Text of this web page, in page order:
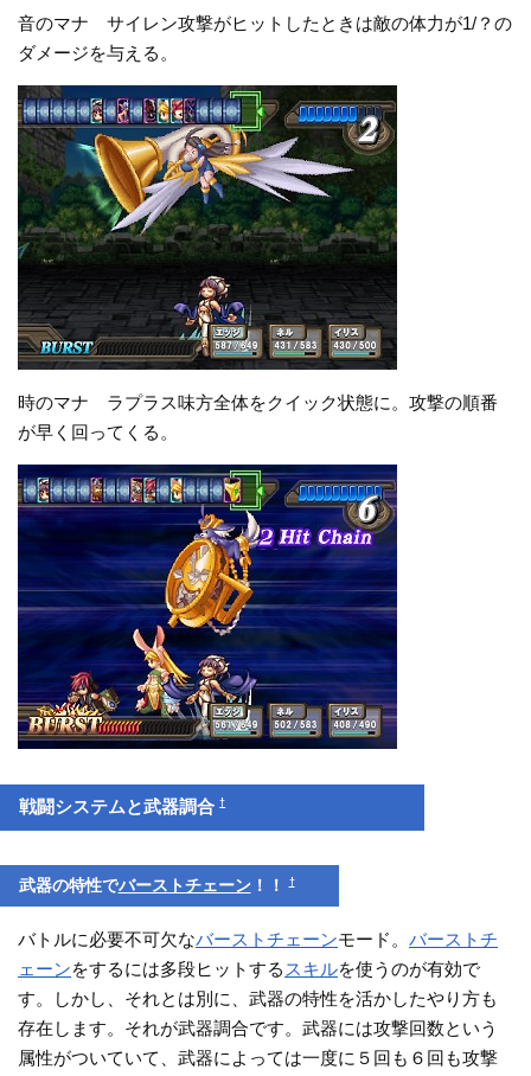
音のマナ サイレン攻撃がヒットしたときは敵の体力が1/？の
ダメージを与える。
時のマナ ラプラス味方全体をクイック状態に。攻撃の順番
が早く回ってくる。
戦闘システムと武器調合†
武器の特性でバーストチェーン！！†
バトルに必要不可欠なバーストチェーンモード。バーストチ
ェーンをするには多段ヒットする スキルを使うのが有効で
す。しかし、それとは別に、武器の特性を活かしたやり方も
存在します。それが武器調合です。武器には攻撃回数という
属性がついていて、武器によっては一度に５回も６回も攻撃